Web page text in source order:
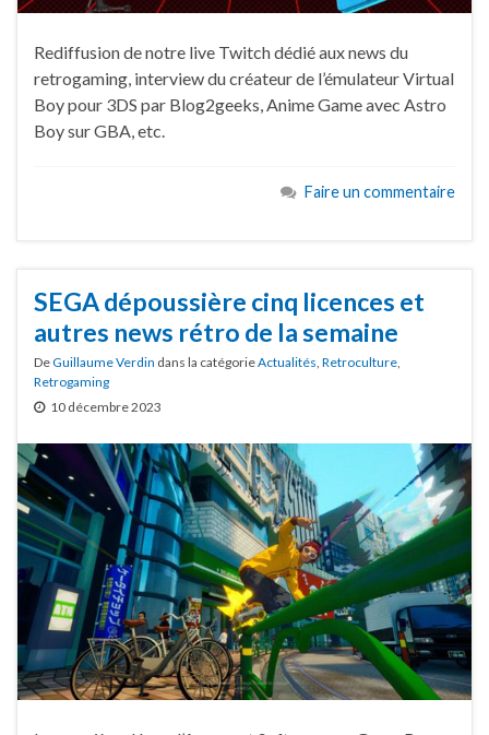
Rediffusion de notre live Twitch dédié aux news du
retrogaming, interview du créateur de l’émulateur Virtual
Boy pour 3DS par Blog2geeks, Anime Game avec Astro
Boy sur GBA, etc.
Faire un commentaire
SEGA dépoussière cinq licences et
autres news rétro de la semaine
DeGuillaume Verdin dans la catégorieActualités, Retroculture,
Retrogaming
10 décembre 2023